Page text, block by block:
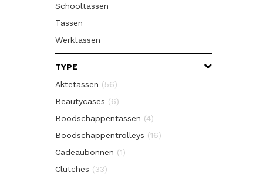
Schooltassen
Tassen
Werktassen
TYPE
Aktetassen (56)
Beautycases (6)
Boodschappentassen (4)
Boodschappentrolleys (16)
Cadeaubonnen (1)
Clutches (33)